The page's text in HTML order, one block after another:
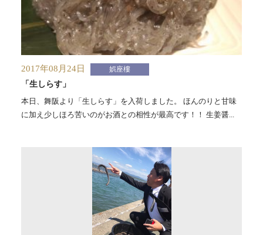
2017年08月24日 娯座樓
「生しらす」
本日、舞阪より「生しらす」を入荷しました。 ほんのりと甘味
に加え少しほろ苦いのがお酒との相性が最高です！！ 生姜醤...